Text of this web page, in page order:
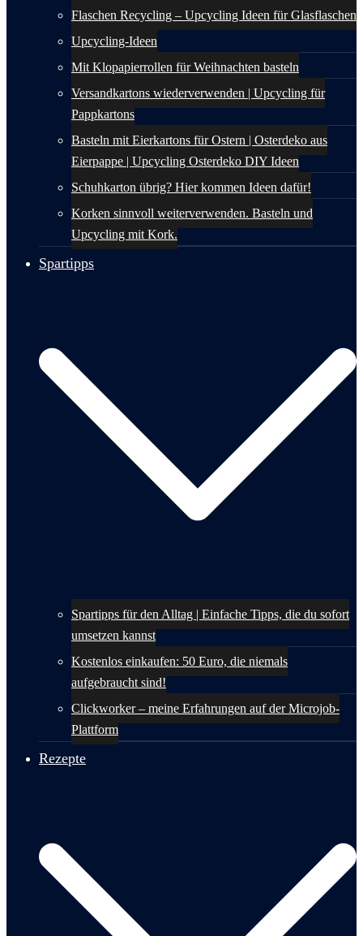
Flaschen Recycling – Upcycling Ideen für Glasflaschen
Upcycling-Ideen
Mit Klopapierrollen für Weihnachten basteln
Versandkartons wiederverwenden | Upcycling für
Pappkartons
Basteln mit Eierkartons für Ostern | Osterdeko aus
Eierpappe | Upcycling Osterdeko DIY Ideen
Schuhkarton übrig? Hier kommen Ideen dafür!
Korken sinnvoll weiterverwenden. Basteln und
Upcycling mit Kork.
Spartipps
Spartipps für den Alltag | Einfache Tipps, die du sofort
umsetzen kannst
Kostenlos einkaufen: 50 Euro, die niemals
aufgebraucht sind!
Clickworker – meine Erfahrungen auf der Microjob-
Plattform
Rezepte